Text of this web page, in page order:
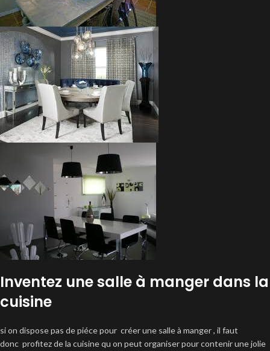
Inventez une salle à manger dans la
cuisine
si on dispose pas de piéce pour créer une salle à manger , il faut
donc profitez de la cuisine qu on peut organiser pour contenir une jolie